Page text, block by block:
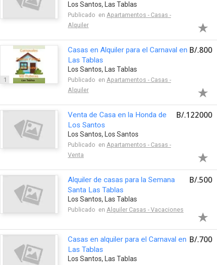
Los Santos, Las Tablas
Publicado en Apartamentos - Casas -
Alquiler
1
Casas en Alquiler para el Carnaval en
Las Tablas
Los Santos, Las Tablas
Publicado en Apartamentos - Casas -
Alquiler
B/.800
Venta de Casa en la Honda de
Los Santos
Los Santos, Los Santos
Publicado en Apartamentos - Casas -
Venta
B/.122000
Alquiler de casas para la Semana
Santa Las Tablas
Los Santos, Las Tablas
Publicado en Alquiler Casas - Vacaciones
B/.500
Casas en alquiler para el Carnaval en
Las Tablas
Los Santos, Las Tablas
B/.700